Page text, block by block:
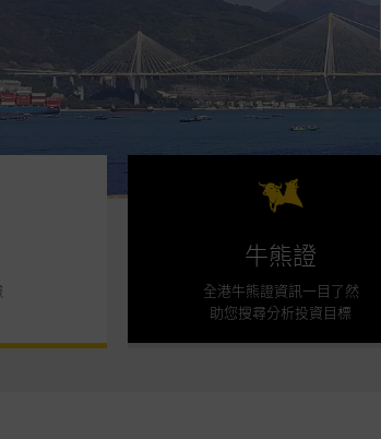
牛熊證
全港牛熊證資訊一目了然
助您搜尋分析投資目標